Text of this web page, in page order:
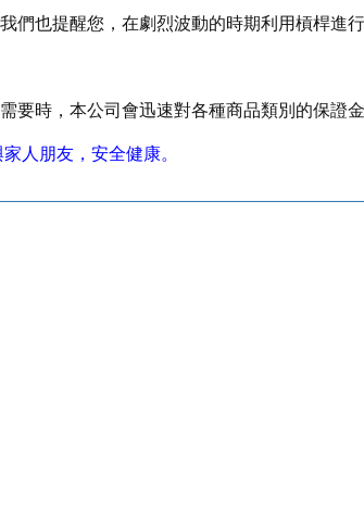
們也提醒您，在劇烈波動的時期利用槓桿進
要時，本公司會迅速對各種商品類別的保證金
人朋友，安全健康。